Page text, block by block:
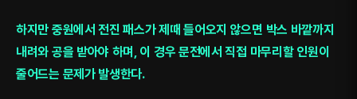
하지만 중원에서 전진 패스가 제때 들어오지 않으면 박스 바깥까지
내려와 공을 받아야 하며, 이 경우 문전에서 직접 마무리할 인원이
줄어드는 문제가 발생한다.